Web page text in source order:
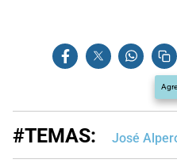
#TEMAS: José